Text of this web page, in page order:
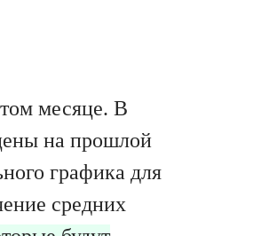
месяце. В
на прошлой
графика для
средних